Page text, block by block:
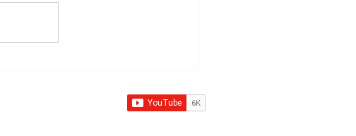
Santa Clara al Sur